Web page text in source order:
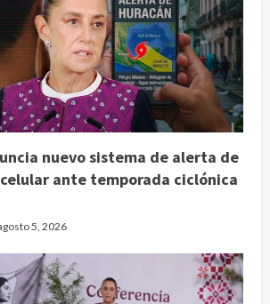
nuevo sistema de alerta de
ante temporada ciclónica
5, 2026